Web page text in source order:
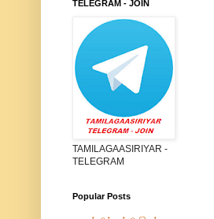
TELEGRAM - JOIN
TAMILAGAASIRIYAR -
TELEGRAM
Popular Posts